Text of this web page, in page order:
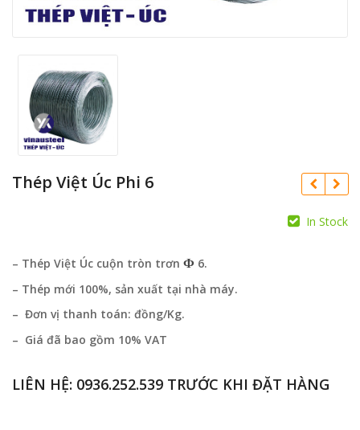
Thép Việt Úc Phi 6
In Stock
– Thép Việt Úc cuộn tròn trơn Ф 6.
– Thép mới 100%, sản xuất tại nhà máy.
– Đơn vị thanh toán: đồng/Kg.
– Giá đã bao gồm 10% VAT
LIÊN HỆ: 0936.252.539 TRƯỚC KHI ĐẶT HÀNG